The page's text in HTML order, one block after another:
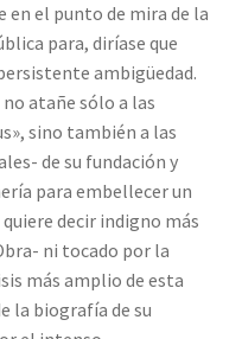
en el punto de mira de la
para, diríase que
ambigüedad.
atañe sólo a las
sino también a las
de su fundación y
para embellecer un
decir indigno más
ni tocado por la
más amplio de esta
la biografía de su